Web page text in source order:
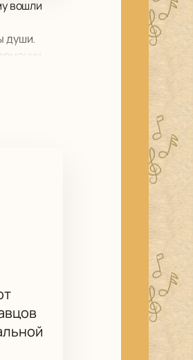
вошли
души.